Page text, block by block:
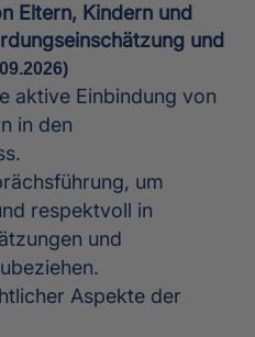
Eltern, Kindern und
und
aktive Einbindung von
in den
um
respektvoll in
und
Aspekte der